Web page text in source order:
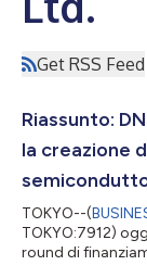
Get RSS Feed
Riassunto:
la creazione
TOKYO--(
TOKYO:7912)
round di